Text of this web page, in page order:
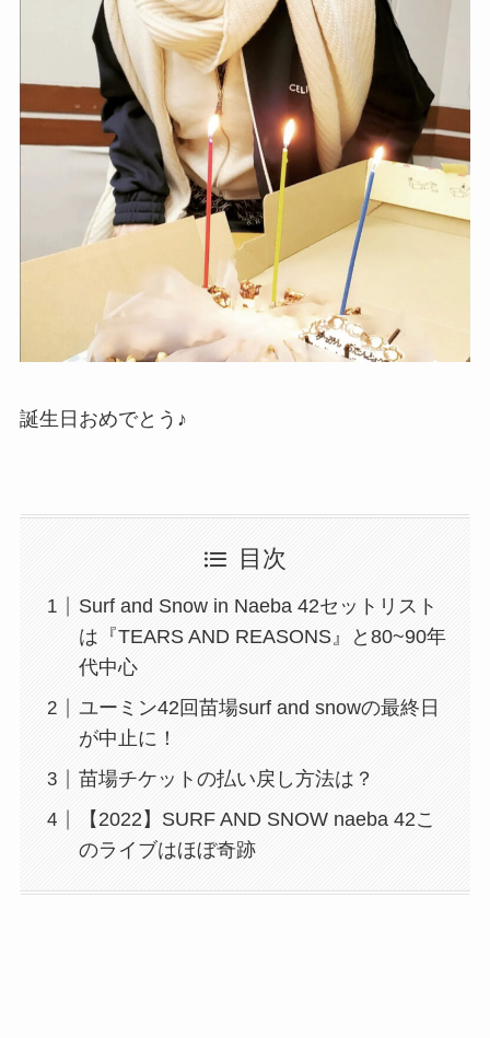
誕生日おめでとう♪
目次
Surf and Snow in Naeba 42セットリスト
は『TEARS AND REASONS』と80~90年
代中心
ユーミン42回苗場surf and snowの最終日
が中止に！
苗場チケットの払い戻し方法は？
【2022】SURF AND SNOW naeba 42こ
のライブはほぼ奇跡